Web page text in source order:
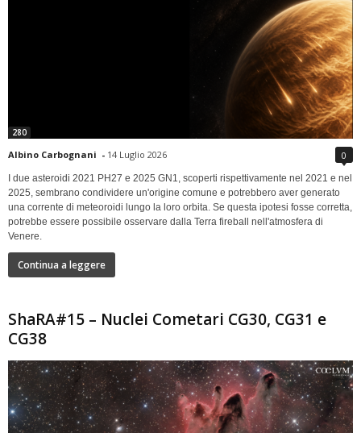
280
Albino Carbognani - 14 Luglio 2026 0
I due asteroidi 2021 PH27 e 2025 GN1, scoperti rispettivamente nel 2021 e nel
2025, sembrano condividere un'origine comune e potrebbero aver generato
una corrente di meteoroidi lungo la loro orbita. Se questa ipotesi fosse corretta,
potrebbe essere possibile osservare dalla Terra fireball nell'atmosfera di
Venere.
Continua a leggere
ShaRA#15 – Nuclei Cometari CG30, CG31 e
CG38